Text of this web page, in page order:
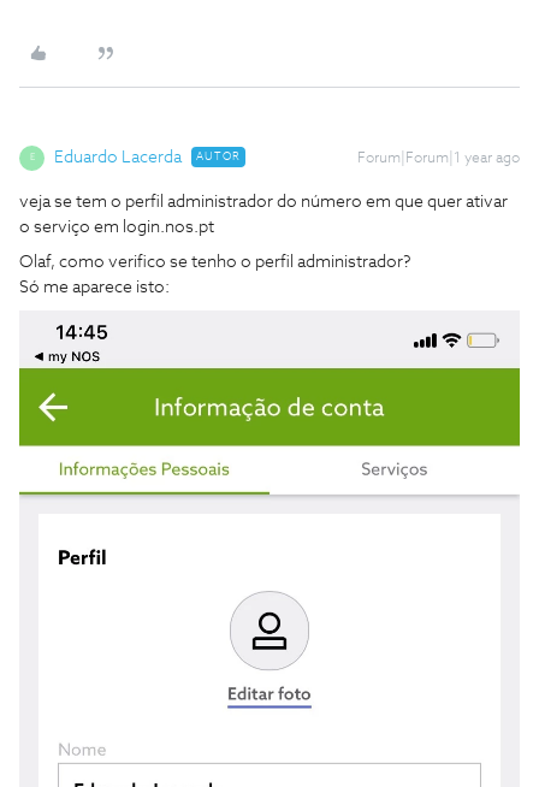
E Eduardo Lacerda AUTOR Forum|Forum|1 year ago
veja se tem o perfil administrador do número em que quer ativar
o serviço em login.nos.pt
Olaf, como verifico se tenho o perfil administrador?
Só me aparece isto: